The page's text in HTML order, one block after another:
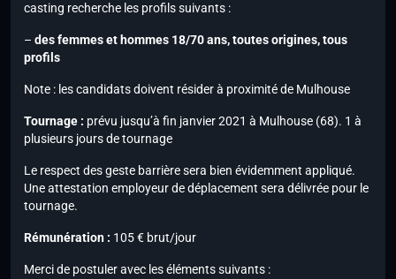
casting recherche les profils suivants :
– des femmes et hommes 18/70 ans, toutes origines, tous
profils
Note : les candidats doivent résider à proximité de Mulhouse
Tournage : prévu jusqu’à fin janvier 2021 à Mulhouse (68). 1 à
plusieurs jours de tournage
Le respect des geste barrière sera bien évidemment appliqué.
Une attestation employeur de déplacement sera délivrée pour le
tournage.
Rémunération : 105 € brut/jour
Merci de postuler avec les éléments suivants :